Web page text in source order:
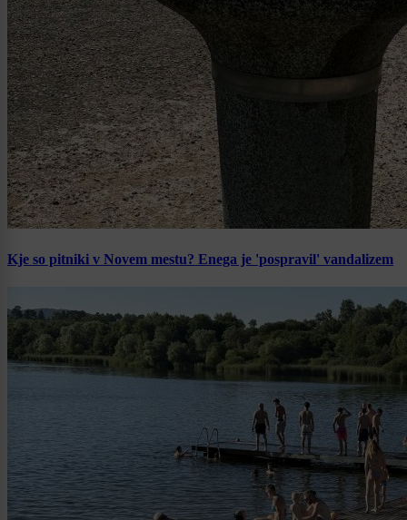
Kje so pitniki v Novem mestu? Enega je 'pospravil' vandalizem